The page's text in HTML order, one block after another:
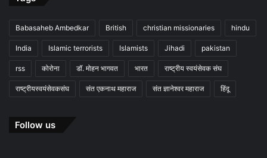
Babasaheb Ambedkar British christian missionaries hindu
India Islamic terrorists Islamists Jihadi pakistan
rss कोरोना डॉ. मोहन भागवत भारत राष्ट्रीय स्वयंसेवक संघ
राष्ट्रीयस्वयंसेवकसंघ संत एकनाथ महाराज संत ज्ञानेश्वर महाराज हिंदू
Follow us